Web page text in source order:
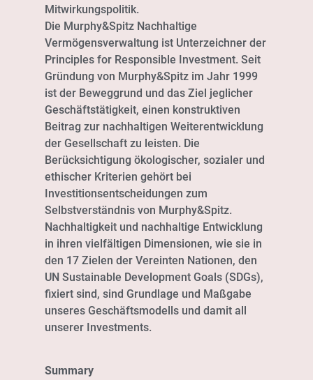
Mitwirkungspolitik.
Die Murphy&Spitz Nachhaltige
Vermögensverwaltung ist Unterzeichner der
Principles for Responsible Investment. Seit
Gründung von Murphy&Spitz im Jahr 1999
ist der Beweggrund und das Ziel jeglicher
Geschäftstätigkeit, einen konstruktiven
Beitrag zur nachhaltigen Weiterentwicklung
der Gesellschaft zu leisten. Die
Berücksichtigung ökologischer, sozialer und
ethischer Kriterien gehört bei
Investitionsentscheidungen zum
Selbstverständnis von Murphy&Spitz.
Nachhaltigkeit und nachhaltige Entwicklung
in ihren vielfältigen Dimensionen, wie sie in
den 17 Zielen der Vereinten Nationen, den
UN Sustainable Development Goals (SDGs),
fixiert sind, sind Grundlage und Maßgabe
unseres Geschäftsmodells und damit all
unserer Investments.
Summary